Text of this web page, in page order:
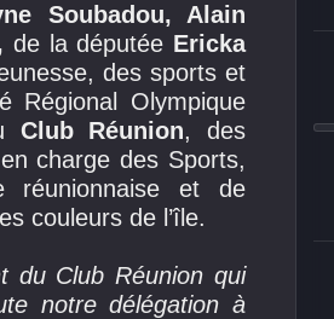
Soubadou, Alain
de la députée Ericka
des sports et
Régional Olympique
Club Réunion, des
charge des Sports,
réunionnaise et de
couleurs de l’île.
du Club Réunion qui
notre délégation à